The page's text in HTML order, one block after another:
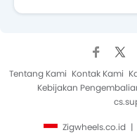
Tentang Kami Kontak Kami
Kebijakan
Zigwheels.co.id